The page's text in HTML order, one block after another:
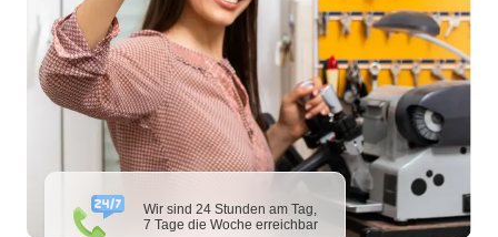
Wir sind 24 Stunden am Tag,
7 Tage die Woche erreichbar